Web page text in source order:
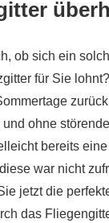
ob sich ein
für Sie
ohne
bereits
war nicht
jetzt die
das